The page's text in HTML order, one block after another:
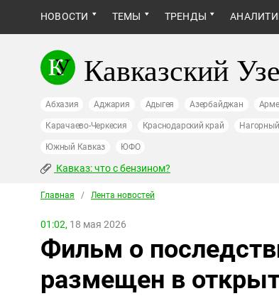
НОВОСТИ ТЕМЫ ТРЕНДЫ
Кавказский
Абхазия Аджария Адыгея Азербайджан
Карачаево-Черкесия Краснодарский край
Южный Кавказ ЮФО
Кавказ: что с бензином?
Главная / Лента новостей
01:02, 18 мая 2026
Фильм о
размещен в